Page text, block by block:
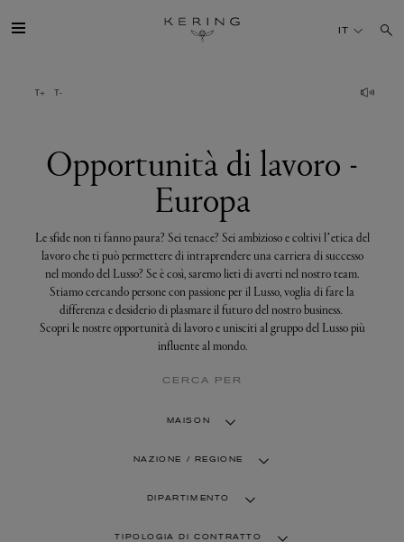
lavoro
SOSTENIBILITÀ
FINANCE
MEDIA
IT
Opportunità di lavoro -
Europa
Le sfide non ti fanno paura? Sei tenace? Sei ambizioso e coltivi l’etica del
lavoro che ti può permettere di intraprendere una carriera di successo
nel mondo del Lusso? Se è così, saremo lieti di averti nel nostro team.
Stiamo cercando persone con passione per il Lusso, voglia di fare la
differenza e desiderio di plasmare il futuro del nostro business.
Scopri le nostre opportunità di lavoro e unisciti al gruppo del Lusso più
influente al mondo.
CERCA PER
MAISON
NAZIONE / REGIONE
DIPARTIMENTO
TIPOLOGIA DI CONTRATTO